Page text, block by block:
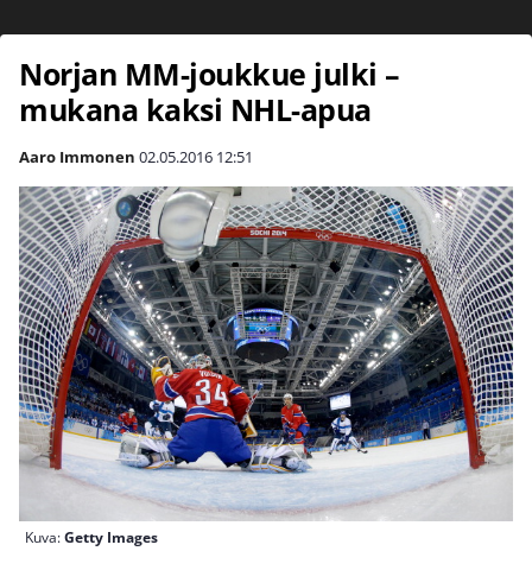
Norjan MM-joukkue julki –
mukana kaksi NHL-apua
Aaro Immonen 02.05.2016 12:51
Kuva:Getty Images